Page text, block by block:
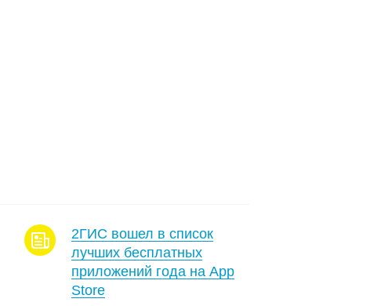
2ГИС вошел в список
лучших бесплатных
приложений года на App
Store